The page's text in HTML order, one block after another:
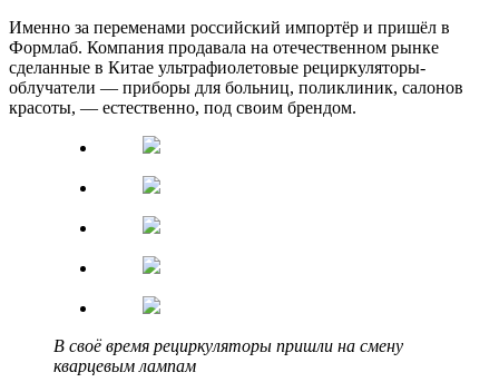
Именно за переменами российский импортёр и пришёл в
Формлаб. Компания продавала на отечественном рынке
сделанные в Китае ультрафиолетовые рециркуляторы-
облучатели — приборы для больниц, поликлиник, салонов
красоты, — естественно, под своим брендом.
В своё время рециркуляторы пришли на смену
кварцевым лампам